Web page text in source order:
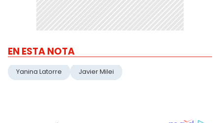
EN ESTA NOTA
Yanina Latorre Javier Milei